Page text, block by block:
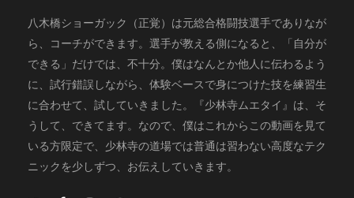
八木橋ショーガック（正覚）は元総合格闘技選手でありなが
ら、コーチができます。選手が教える側になると、「自分が
できる」だけでは、不十分。僕はなんとか他人に伝わるよう
に、試行錯誤しながら、体験ベースで身につけた技を練習生
に合わせて、試していきました。『少林寺ムエタイ』は、そ
うして、できてます。なので、僕はこれからこの動画を見て
いる方限定で、少林寺の道場では普通は習わない高度なテク
ニックを少しずつ、お伝えしていきます。